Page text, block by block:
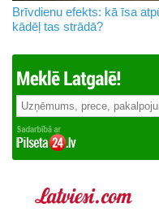
Brīvdienu efekts: kā īsa
kādēļ tas strādā?